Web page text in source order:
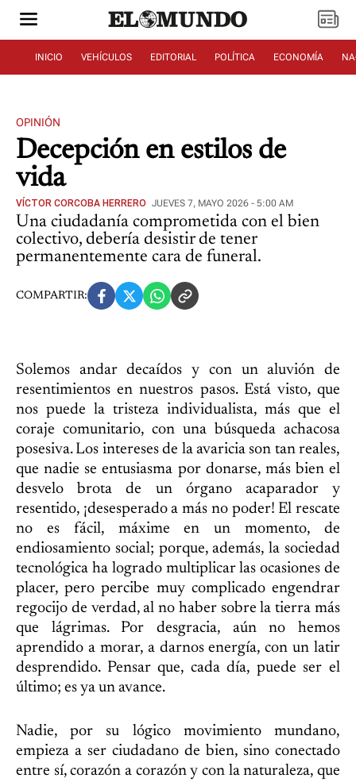
INICIO VEHÍCULOS EDITORIAL POLÍTICA ECONOMÍA
OPINIÓN
Decepción en estilos de
vida
VÍCTOR CORCOBA HERRERO JUEVES 7, MAYO 2026 - 5:00 AM
Una ciudadanía comprometida con el bien
colectivo, debería desistir de tener
permanentemente cara de funeral.
COMPARTIR:
Solemos andar decaídos y con un aluvión de
resentimientos en nuestros pasos. Está visto, que
nos puede la tristeza individualista, más que el
coraje comunitario, con una búsqueda achacosa
posesiva. Los intereses de la avaricia son tan reales,
que nadie se entusiasma por donarse, más bien el
desvelo brota de un órgano acaparador y
resentido, ¡desesperado a más no poder! El rescate
no es fácil, máxime en un momento, de
endiosamiento social; porque, además, la sociedad
tecnológica ha logrado multiplicar las ocasiones de
placer, pero percibe muy complicado engendrar
regocijo de verdad, al no haber sobre la tierra más
que lágrimas. Por desgracia, aún no hemos
aprendido a morar, a darnos energía, con un latir
desprendido. Pensar que, cada día, puede ser el
último; es ya un avance.
Nadie, por su lógico movimiento mundano,
empieza a ser ciudadano de bien, sino conectado
entre sí, corazón a corazón y con la naturaleza, que